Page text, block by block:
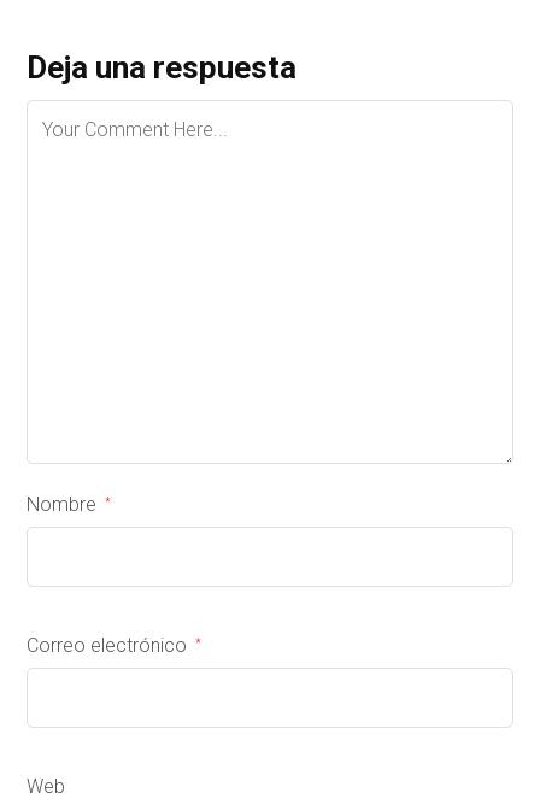
Deja una respuesta
Nombre *
Correo electrónico *
Web